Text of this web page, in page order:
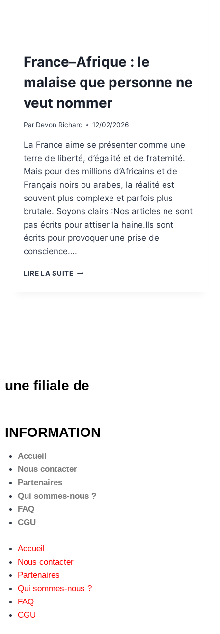
France–Afrique : le
malaise que personne ne
veut nommer
Par Devon Richard 12/02/2026
La France aime se présenter comme une
terre de liberté, d’égalité et de fraternité.
Mais pour des millions d’Africains et de
Français noirs ou arabes, la réalité est
souvent plus complexe et parfois plus
brutale. Soyons clairs :Nos articles ne sont
pas écrits pour attiser la haine.Ils sont
écrits pour provoquer une prise de
conscience….
LIRE LA SUITE
une filiale de
INFORMATION
Accueil
Nous contacter
Partenaires
Qui sommes-nous ?
FAQ
CGU
Accueil
Nous contacter
Partenaires
Qui sommes-nous ?
FAQ
CGU